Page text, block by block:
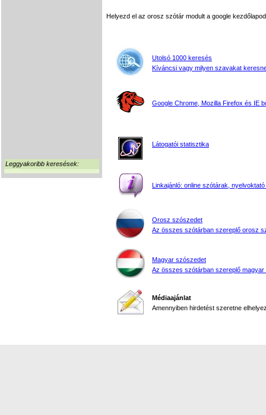
Leggyakoribb keresések:
Helyezd el az orosz szótár modult a google
Utolsó 1000 keresés
Kíváncsi vagy milyen szavakat
Google Chrome, Mozilla Firefox és IE
Látogatói statisztika
Linkajánló: online szótárak, nyelvoktató
Orosz szószedet
Az összes szótárban szereplő orosz
Magyar szószedet
Az összes szótárban szereplő magyar
Médiaajánlat
Amennyiben hirdetést szeretne